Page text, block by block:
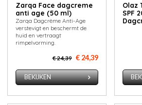
Zarqa Face dagcreme
anti age (50 ml)
Zarqa Dagcrème Anti-Age
verstevigt en beschermt de
huid en vertraagt
rimpelvorming.
€ 24,39 € 24,39
BEKIJKEN
Olaz
SPF